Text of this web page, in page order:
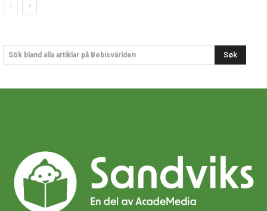
Sök bland alla artiklar på Bebisvärlden Søk